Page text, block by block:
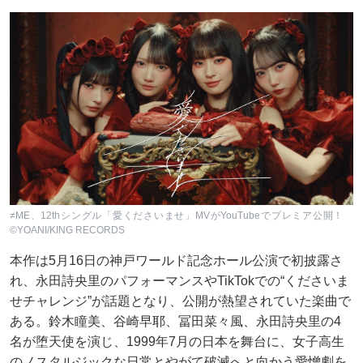
≠ME、12thシングル「愛くださいませ」MVがYouTubeでプレミア公開！
©YOANI/KING RECORDS
本作は5月16日の神戸ワールド記念ホール公演で初披露さ
れ、永田詩央里のパフォーマンスやTikTokでの“くださいま
せチャレンジ”が話題となり、公開が熱望されていた楽曲で
ある。鈴木瞳美、谷崎早耶、冨田菜々風、永田詩央里の4
名が堕天使を演じ、1999年7月の日本を舞台に、女子高生